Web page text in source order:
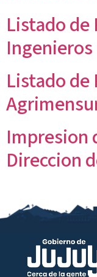
Listado
Ingenieros
Listado
Impresion
Direccion